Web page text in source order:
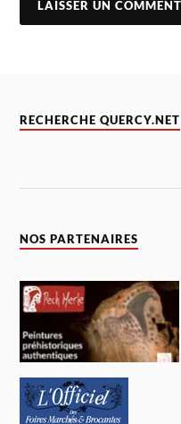
RECHERCHE QUERCY.NET
NOS PARTENAIRES